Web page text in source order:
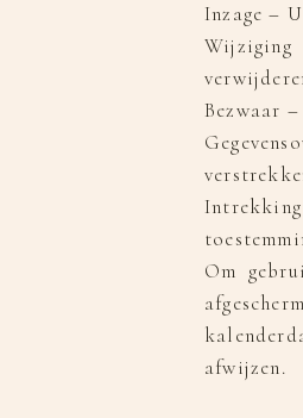
Inzage –
Wijziging
Bezwaar
Om
afwijzen.